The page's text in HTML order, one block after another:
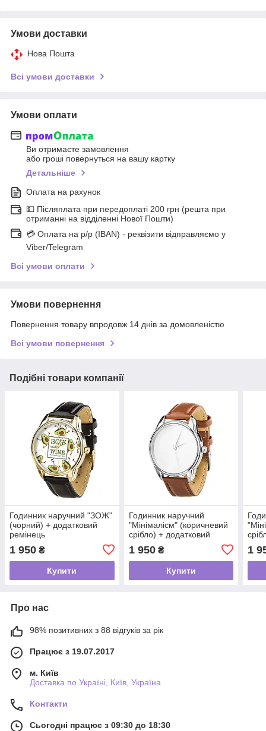
Умови доставки
Нова Пошта
Всі умови доставки
Умови оплати
Ви отримаєте замовлення
або гроші повернуться на вашу картку
Детальніше
Оплата на рахунок
💵 Післяплата при передоплаті 200 грн (решта при
отриманні на відділенні Нової Пошти)
💳 Оплата на р/р (IBAN) - реквізити відправляємо у
Viber/Telegram
Всі умови оплати
Умови повернення
Повернення товару впродовж 14 днів за домовленістю
Всі умови повернення
Подібні товари компанії
Годинник наручний "ЗОЖ"
(чорний) + додатковий
ремінець
1 950 ₴
Купити
Годинник наручний
"Мінімалісм" (коричневий
срібло) + додатковий
1 950₴
Купити
1
Про нас
98% позитивних з 88 відгуків за рік
Працює з 19.07.2017
м. Київ
Доставка по Україні, Київ, Україна
Контакти
Сьогодні працює з 09:30 до 18:30